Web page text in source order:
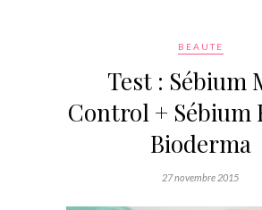
BEAUTE
Test : Sébium
Control + Sébium
Bioderma
27 novembre 2015